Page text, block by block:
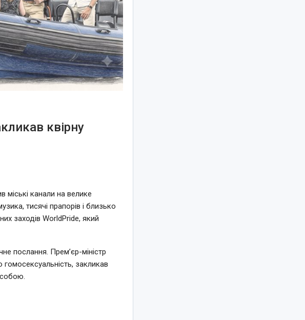
квірну
міські канали на велике
тисячі прапорів і близько
заходів WorldPride, який
послання. Прем’єр-міністр
закликав